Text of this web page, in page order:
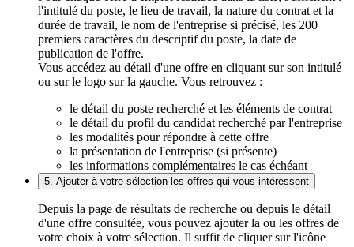
l'intitulé du poste, le lieu de travail, la nature du contrat et la
durée de travail, le nom de l'entreprise si précisé, les 200
premiers caractères du descriptif du poste, la date de
publication de l'offre.
Vous accédez au détail d'une offre en cliquant sur son intitulé
ou sur le logo sur la gauche. Vous retrouvez :
le détail du poste recherché et les éléments de contrat
le détail du profil du candidat recherché par l'entreprise
les modalités pour répondre à cette offre
la présentation de l'entreprise (si présente)
les informations complémentaires le cas échéant
5. Ajouter à votre sélection les offres qui vous intéressent
Depuis la page de résultats de recherche ou depuis le détail
d'une offre consultée, vous pouvez ajouter la ou les offres de
votre choix à votre sélection. Il suffit de cliquer sur l'icône